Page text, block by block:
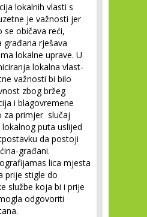
lokalnih vlasti s
je važnosti jer
se običava reći,
građana rješava
lokalne uprave. U
lokalna vlast-
važnosti bi bilo
zbog bržeg
i blagovremene
za primjer slučaj
puta uslijed
da postoji
građani.
lica mjesta
prije stigle do
službe koja bi i prije
odgovoriti